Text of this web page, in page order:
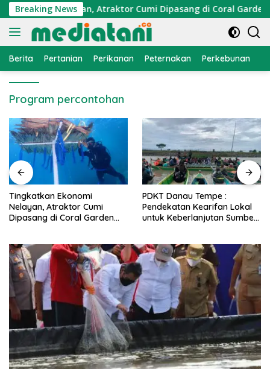
Langsung
ke
konten
Breaking News
Nelayan, Atraktor Cumi Dipasang di Coral Garden
Berita Pertanian Perikanan Peternakan Perkebunan
Program percontohan
PDKT Danau Tempe :
Pendekatan Kearifan Lokal
untuk Keberlanjutan Sumber
Cara Mengatasi
PMK pada Sapi Perah
Alami dan Medis